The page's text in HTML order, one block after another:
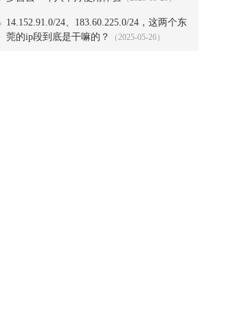
14.152.91.0/24、183.60.225.0/24，这两个东
莞的ip段到底是干嘛的？
（2025-05-26）